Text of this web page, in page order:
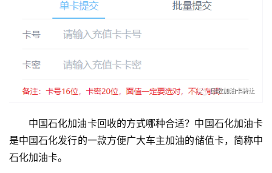
中国石化加油卡回收的方式哪种合适？中国石化加油卡
是中国石化发行的一款方便广大车主加油的储值卡，简称中
石化加油卡。